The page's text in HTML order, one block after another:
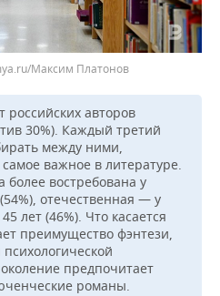
Максим Платонов
авторов
30%). Каждый третий
между ними,
важное в литературе.
более востребована у
отечественная — у
лет (46%). Что касается
преимущество фэнтези,
предпочитает
романы.